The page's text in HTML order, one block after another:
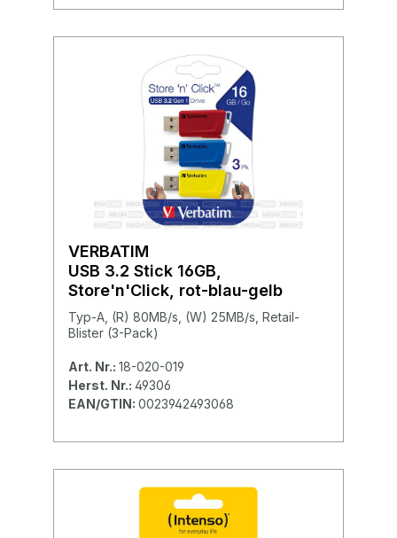
VERBATIM
USB 3.2 Stick 16GB,
Store'n'Click, rot-blau-gelb
Typ-A, (R) 80MB/s, (W) 25MB/s, Retail-
Blister (3-Pack)
Art. Nr.: 18-020-019
Herst. Nr.: 49306
EAN/GTIN: 0023942493068